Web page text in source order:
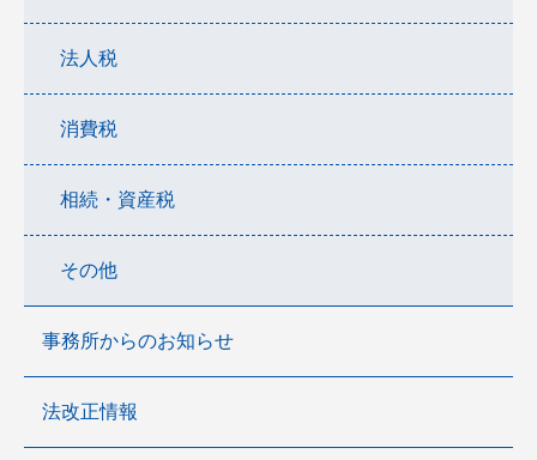
法人税
消費税
相続・資産税
その他
事務所からのお知らせ
法改正情報